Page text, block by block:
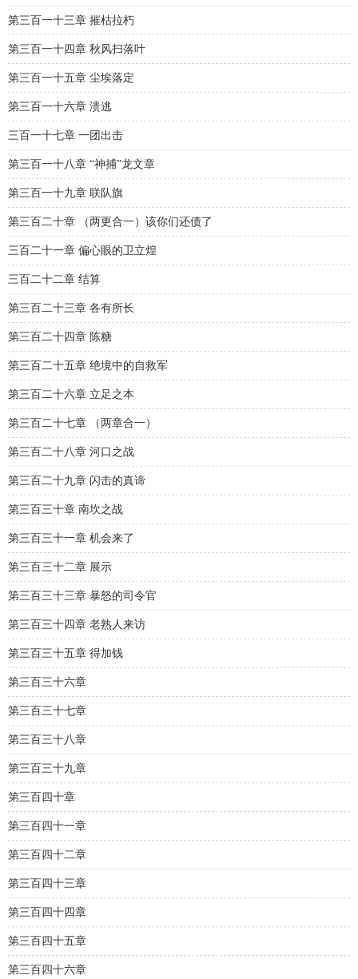
第三百一十三章 摧枯拉朽
第三百一十四章 秋风扫落叶
第三百一十五章 尘埃落定
第三百一十六章 溃逃
三百一十七章 一团出击
第三百一十八章 “神捕”龙文章
第三百一十九章 联队旗
第三百二十章 （两更合一）该你们还债了
三百二十一章 偏心眼的卫立煌
三百二十二章 结算
第三百二十三章 各有所长
第三百二十四章 陈糖
第三百二十五章 绝境中的自救军
第三百二十六章 立足之本
第三百二十七章 （两章合一）
第三百二十八章 河口之战
第三百二十九章 闪击的真谛
第三百三十章 南坎之战
第三百三十一章 机会来了
第三百三十二章 展示
第三百三十三章 暴怒的司令官
第三百三十四章 老熟人来访
第三百三十五章 得加钱
第三百三十六章
第三百三十七章
第三百三十八章
第三百三十九章
第三百四十章
第三百四十一章
第三百四十二章
第三百四十三章
第三百四十四章
第三百四十五章
第三百四十六章